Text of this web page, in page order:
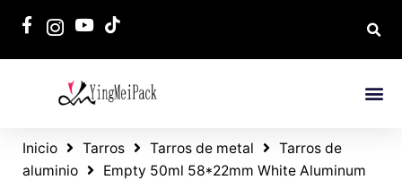
Inicio Tarros Tarros de metal
Tarros de
aluminio
Empty 50ml 58*22mm White Aluminum